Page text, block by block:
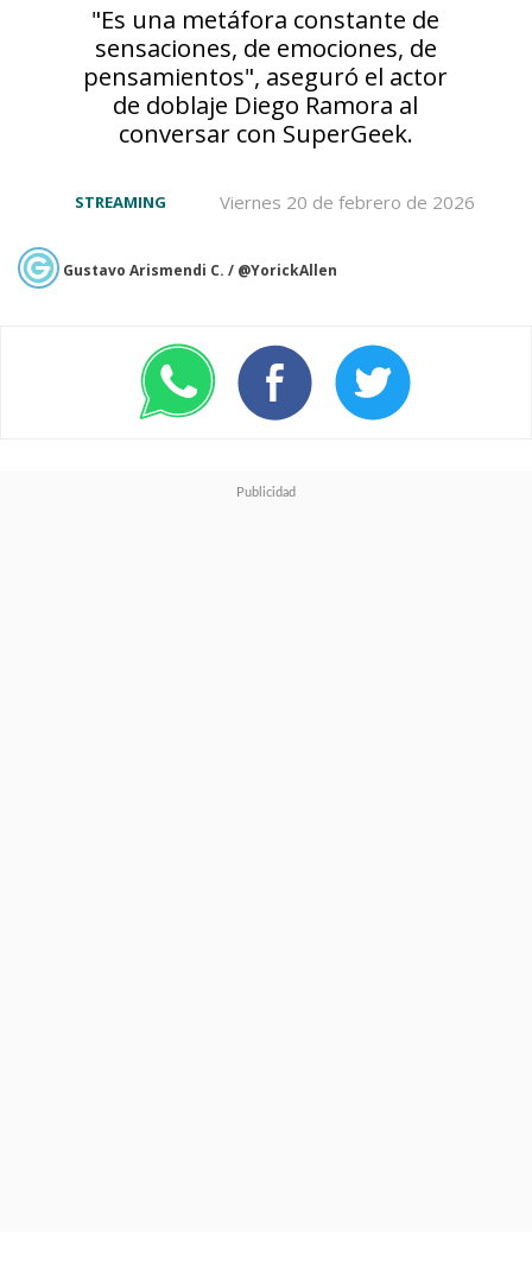
Tensai Okamura(Darker than
Black ) es el encargado de dirigir
esta película, que reúne a gran
parte del equipo del anime y de
las películas previas, incluyendo
al guionistaYōsuke Kuroda
Yoshihiko Umakoshi y el
compositorYuki Hayashi
Las anteriores entregas
"Es una metáfora constante de
sensaciones, de emociones, de
pensamientos", aseguró el actor
de doblaje Diego Ramora al
conversar con SuperGeek.
Viernes 20 de febrero de 2026
STREAMING
Gustavo Arismendi C. / @YorickAllen